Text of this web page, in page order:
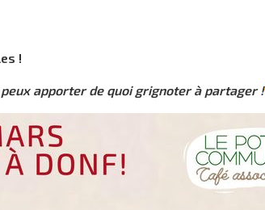
!
peux apporter de quoi grignoter à partager !